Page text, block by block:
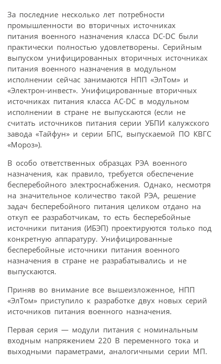
За последние несколько лет потребности
промышленности во вторичных источниках
питания военного назначения класса DC-DC были
практически полностью удовлетворены. Серийным
выпуском унифицированных вторичных источниках
питания военного назначения в модульном
исполнении сейчас занимаются НПП «ЭлТом» и
«Электрон-инвест». Унифицированные вторичных
источниках питания класса AC-DC в модульном
исполнении в стране не выпускаются (если не
считать источников питания серии УБПИ калужского
завода «Тайфун» и серии БПС, выпускаемой ПО КВГС
«Мороз»).
В особо ответственных образцах РЭА военного
назначения, как правило, требуется обеспечение
бесперебойного электроснабжения. Однако, несмотря
на значительное количество такой РЭА, решение
задач бесперебойного питания целиком отдано на
откуп ее разработчикам, то есть бесперебойные
источники питания (ИБЭП) проектируются только под
конкретную аппаратуру. Унифицированные
бесперебойные источники питания военного
назначения в стране не разрабатывались и не
выпускаются.
Приняв во внимание все вышеизложенное, НПП
«ЭлТом» приступило к разработке двух новых серий
источников питания военного назначения.
Первая серия — модули питания с номинальным
входным напряжением 220 В переменного тока и
выходными параметрами, аналогичными серии МП.